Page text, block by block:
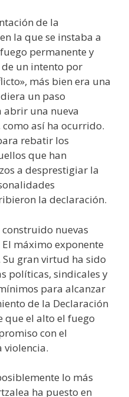
de la
la que se instaba a
permanente y
un intento por
más bien era una
un paso
una nueva
así ha ocurrido.
rebatir los
que han
a desprestigiar la
la declaración.
nuevas
máximo exponente
Su gran virtud ha sido
políticas, sindicales y
para alcanzar
de la Declaración
que el alto el fuego
con el
violencia.
lo más
ha puesto en